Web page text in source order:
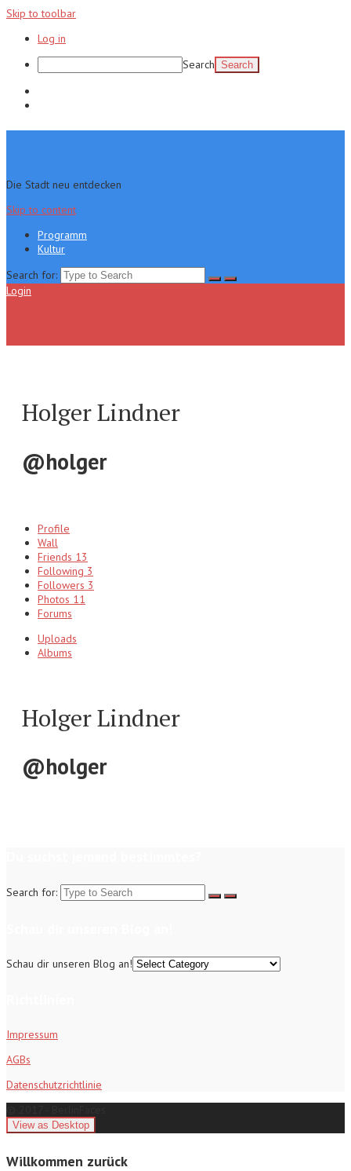
Skip to toolbar
Log in
Search
Die Stadt neu entdecken
Skip to content
Programm
Kultur
Search for:
Login
Holger Lindner
@holger
Profile
Wall
Friends 13
Following 3
Followers 3
Photos 11
Forums
Uploads
Albums
Holger Lindner
@holger
Search for:
Schau dir unseren Blog an!
Impressum
AGBs
Datenschutzrichtlinie
Willkommen zurück